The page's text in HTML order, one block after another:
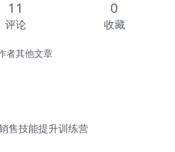
11
评论
0
收藏
者其他文章
售技能提升训练营